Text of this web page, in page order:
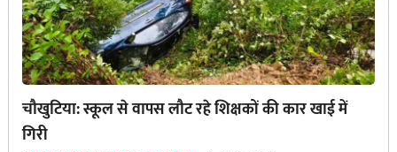
चौखुटिया: स्कूल से वापस लौट रहे शिक्षकों की कार खाई में
गिरी